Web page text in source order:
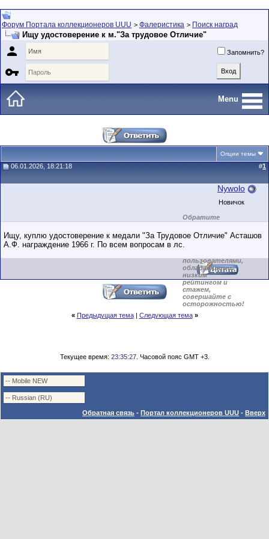
Форум Портала коллекционеров UUU > Фалеристика > Поиск наград
Ищу удостоверение к м."За трудовое Отличие"
 Запомнить?

Menu
Опции темы
06.01.2026, 18:21:18 #1
Nywolo
Новичок
Обратите
внимание на
маленький стаж
пользователя на
этом форуме.
пользователями,
обладающими
низким
рейтингом и
стажем,
совершайте с
осторожностью!
Ищу, куплю удостоверение к медали "За Трудовое Отличие" Асташов
А.Ф. награждение 1966 г. По всем вопросам в лс.
« Предыдущая тема| Следующая тема »
Текущее время: 23:35:27. Часовой пояс GMT +3.
Обратная связь - Портал коллекционеров UUU - Вверх